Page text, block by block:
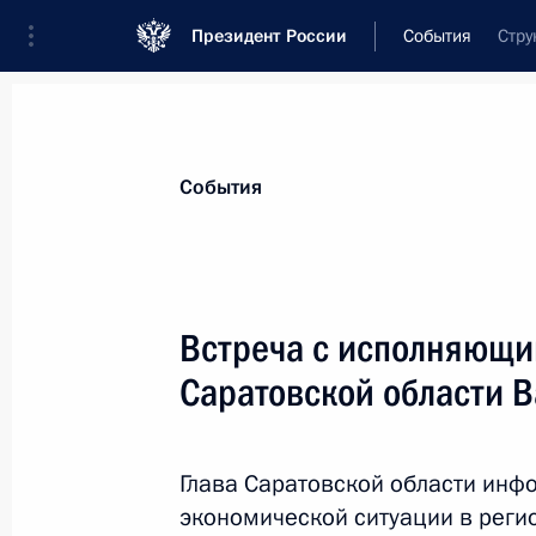
Президент России События
Новости
Переговоры с Председателем КНР
События
Встреча с
Саратовской области
Глава Саратовской области
экономической ситуации в